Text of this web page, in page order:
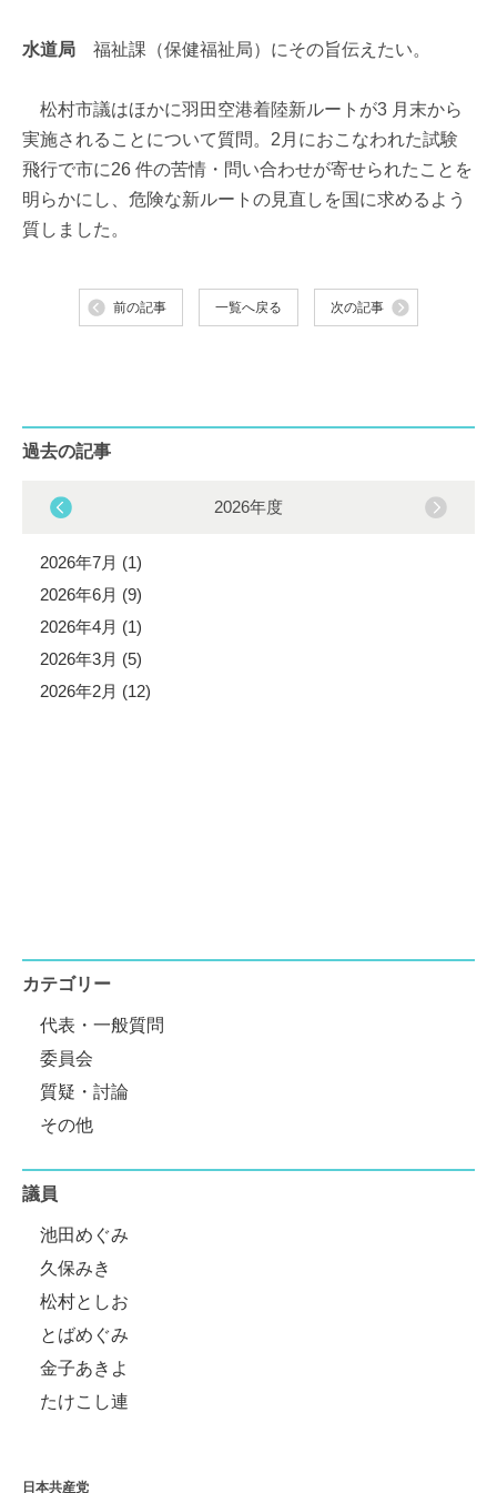
水道局 福祉課（保健福祉局）にその旨伝えたい。
松村市議はほかに羽田空港着陸新ルートが3 月末から
実施されることについて質問。2月におこなわれた試験
飛行で市に26 件の苦情・問い合わせが寄せられたことを
明らかにし、危険な新ルートの見直しを国に求めるよう
質しました。
前の記事 一覧へ戻る 次の記事
過去の記事
2026年度
2026年7月 (1)
2026年6月 (9)
2026年4月 (1)
2026年3月 (5)
2026年2月 (12)
カテゴリー
代表・一般質問
委員会
質疑・討論
その他
議員
池田めぐみ
久保みき
松村としお
とばめぐみ
金子あきよ
たけこし連
日本共産党